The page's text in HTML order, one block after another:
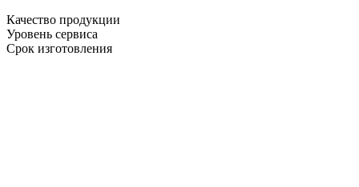
Качество продукции
Уровень сервиса
Срок изготовления